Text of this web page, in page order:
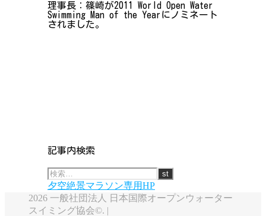
理事長：篠崎が2011 World Open Water
Swimming Man of the Yearにノミネート
されました。
記事内検索
夕空絶景マラソン専用HP
2026 一般社団法人 日本国際オープンウォーター
スイミング協会©. |